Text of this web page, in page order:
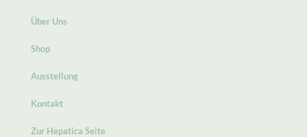
Über Uns
Shop
Ausstellung
Kontakt
Zur Hepatica Seite